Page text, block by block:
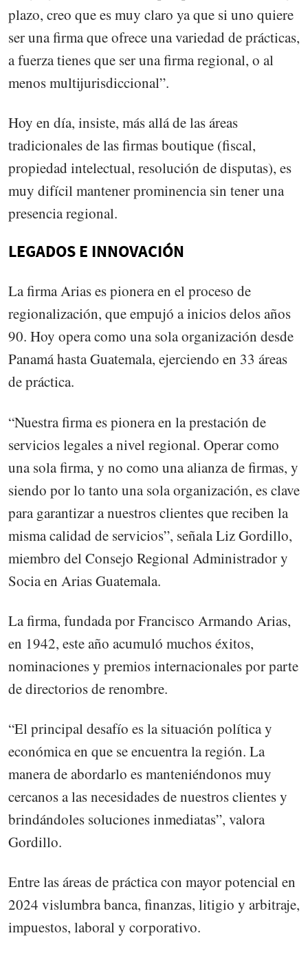
plazo, creo que es muy claro ya que si uno quiere
ser una firma que ofrece una variedad de prácticas,
a fuerza tienes que ser una firma regional, o al
menos multijurisdiccional”.
Hoy en día, insiste, más allá de las áreas
tradicionales de las firmas boutique (fiscal,
propiedad intelectual, resolución de disputas), es
muy difícil mantener prominencia sin tener una
presencia regional.
LEGADOS E INNOVACIÓN
La firma Arias es pionera en el proceso de
regionalización, que empujó a inicios delos años
90. Hoy opera como una sola organización desde
Panamá hasta Guatemala, ejerciendo en 33 áreas
de práctica.
“Nuestra firma es pionera en la prestación de
servicios legales a nivel regional. Operar como
una sola firma, y no como una alianza de firmas, y
siendo por lo tanto una sola organización, es clave
para garantizar a nuestros clientes que reciben la
misma calidad de servicios”, señala Liz Gordillo,
miembro del Consejo Regional Administrador y
Socia en Arias Guatemala.
La firma, fundada por Francisco Armando Arias,
en 1942, este año acumuló muchos éxitos,
nominaciones y premios internacionales por parte
de directorios de renombre.
“El principal desafío es la situación política y
económica en que se encuentra la región. La
manera de abordarlo es manteniéndonos muy
cercanos a las necesidades de nuestros clientes y
brindándoles soluciones inmediatas”, valora
Gordillo.
Entre las áreas de práctica con mayor potencial en
2024 vislumbra banca, finanzas, litigio y arbitraje,
impuestos, laboral y corporativo.